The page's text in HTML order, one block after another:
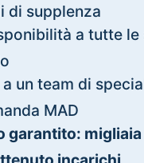
di supplenza
a tutte le
un team di
MAD
garantito: